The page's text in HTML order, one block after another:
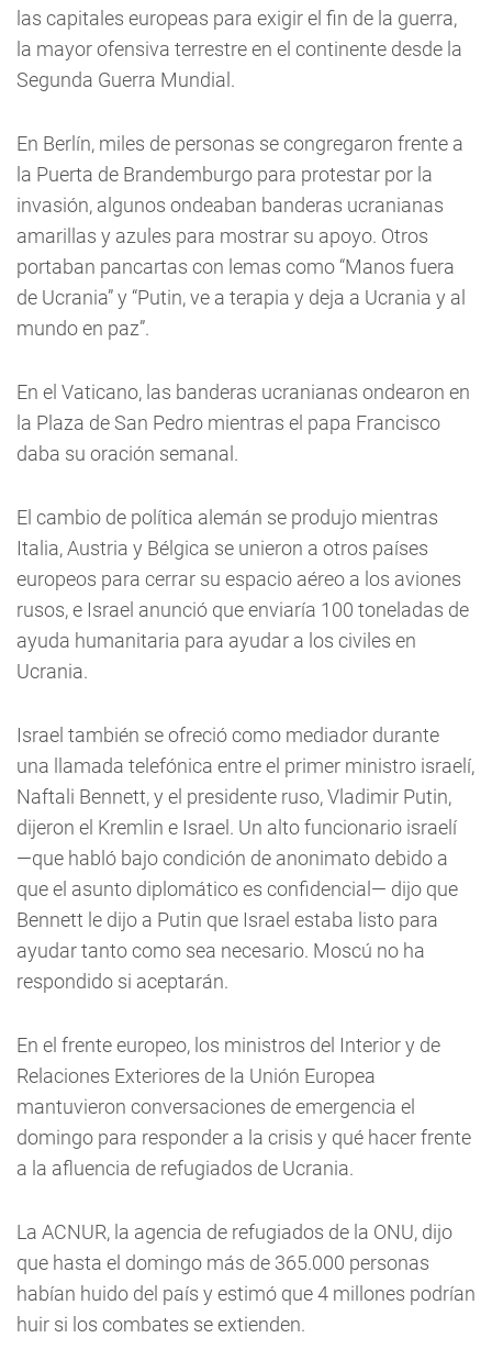
las capitales europeas para exigir el fin de la guerra,
la mayor ofensiva terrestre en el continente desde la
Segunda Guerra Mundial.
En Berlín, miles de personas se congregaron frente a
la Puerta de Brandemburgo para protestar por la
invasión, algunos ondeaban banderas ucranianas
amarillas y azules para mostrar su apoyo. Otros
portaban pancartas con lemas como “Manos fuera
de Ucrania” y “Putin, ve a terapia y deja a Ucrania y al
mundo en paz”.
En el Vaticano, las banderas ucranianas ondearon en
la Plaza de San Pedro mientras el papa Francisco
daba su oración semanal.
El cambio de política alemán se produjo mientras
Italia, Austria y Bélgica se unieron a otros países
europeos para cerrar su espacio aéreo a los aviones
rusos, e Israel anunció que enviaría 100 toneladas de
ayuda humanitaria para ayudar a los civiles en
Ucrania.
Israel también se ofreció como mediador durante
una llamada telefónica entre el primer ministro israelí,
Naftali Bennett, y el presidente ruso, Vladimir Putin,
dijeron el Kremlin e Israel. Un alto funcionario israelí
—que habló bajo condición de anonimato debido a
que el asunto diplomático es confidencial— dijo que
Bennett le dijo a Putin que Israel estaba listo para
ayudar tanto como sea necesario. Moscú no ha
respondido si aceptarán.
En el frente europeo, los ministros del Interior y de
Relaciones Exteriores de la Unión Europea
mantuvieron conversaciones de emergencia el
domingo para responder a la crisis y qué hacer frente
a la afluencia de refugiados de Ucrania.
La ACNUR, la agencia de refugiados de la ONU, dijo
que hasta el domingo más de 365.000 personas
habían huido del país y estimó que 4 millones podrían
huir si los combates se extienden.